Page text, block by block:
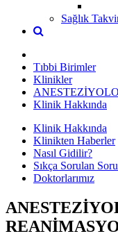
Sağlık
Tıbbi Birimler
Klinikler
Klinik Hakkında
Klinik Hakkında
Klinikten Haberler
Nasıl Gidilir?
Sıkça Sorulan
Doktorlarımız